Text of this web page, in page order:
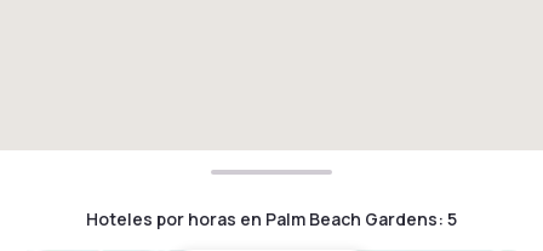
Hoteles por horas en Palm Beach Gardens: 5